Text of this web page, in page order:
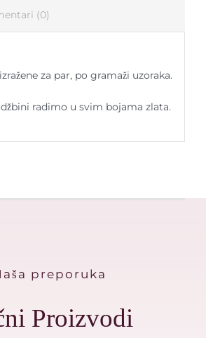
(0)
za par, po gramaži uzoraka.
radimo u svim bojama zlata.
preporuka
Proizvodi